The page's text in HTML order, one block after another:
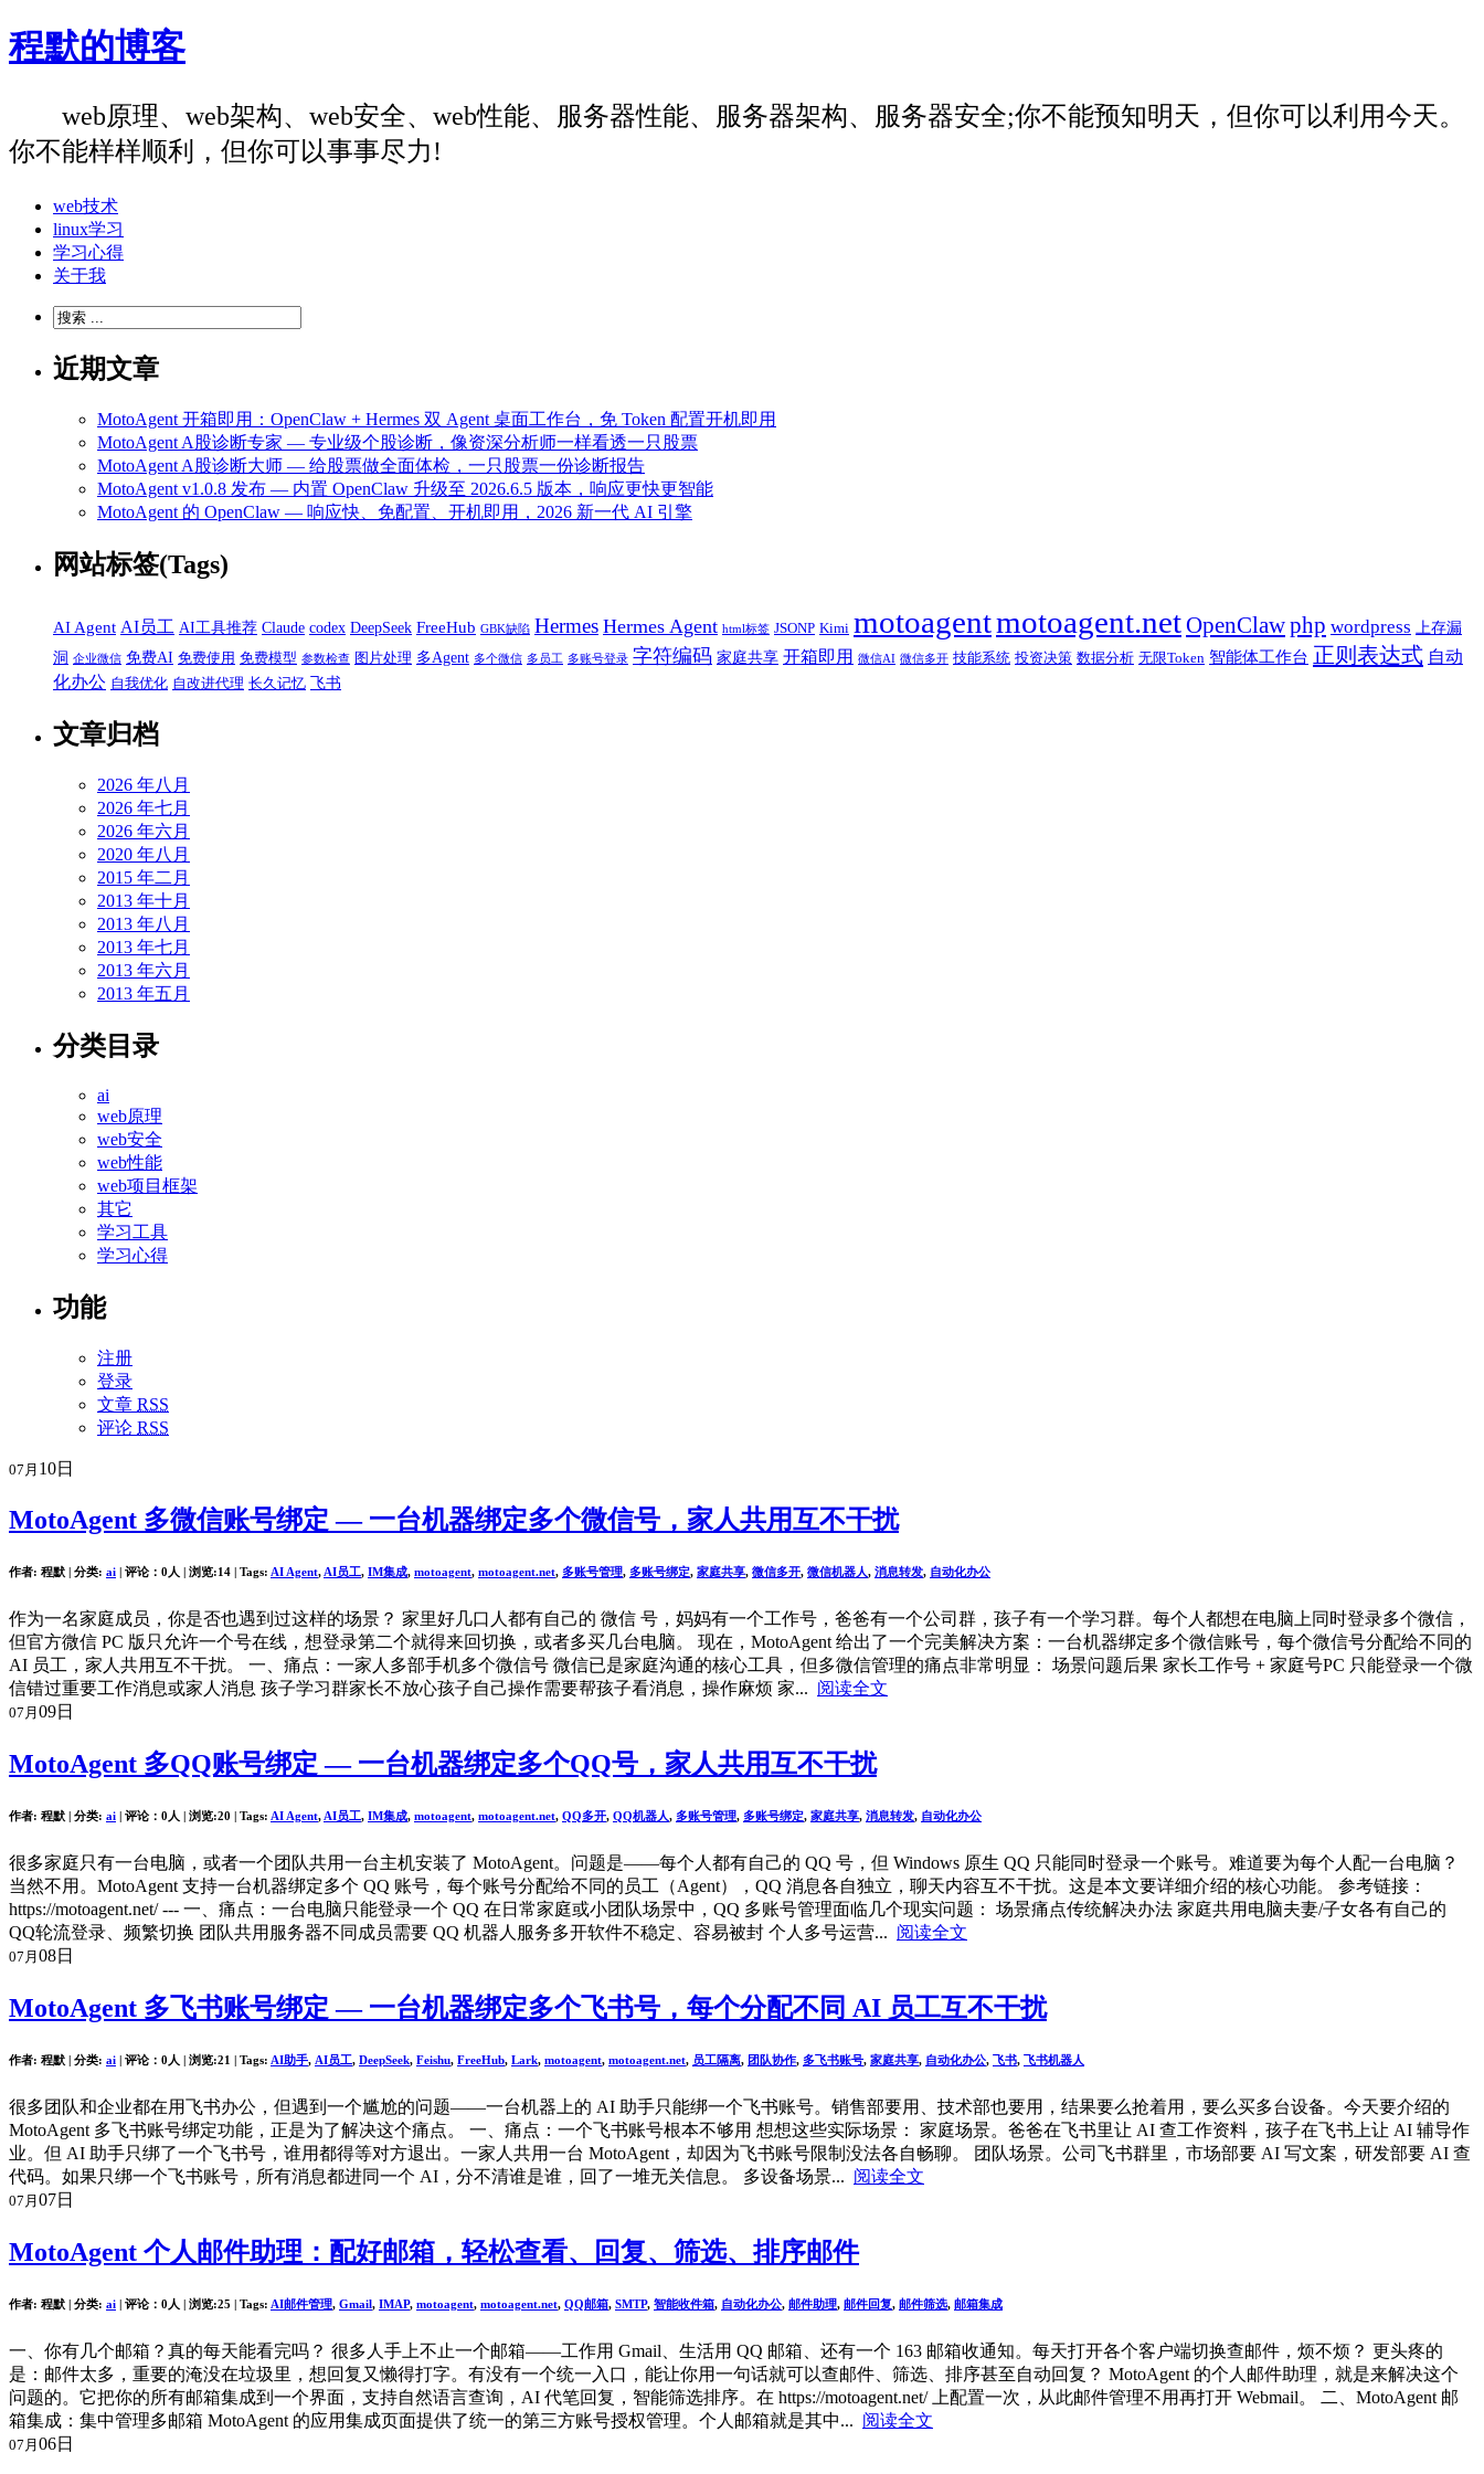
程默的博客
web原理、web架构、web安全、web性能、服务器性能、服务器架构、服务器安全;你不能预知明天，但你可以利用今天。
你不能样样顺利，但你可以事事尽力!
web技术
linux学习
学习心得
关于我
近期文章
MotoAgent 开箱即用：OpenClaw + Hermes 双 Agent 桌面工作台，免 Token 配置开机即用
MotoAgent A股诊断专家 — 专业级个股诊断，像资深分析师一样看透一只股票
MotoAgent A股诊断大师 — 给股票做全面体检，一只股票一份诊断报告
MotoAgent v1.0.8 发布 — 内置 OpenClaw 升级至 2026.6.5 版本，响应更快更智能
MotoAgent 的 OpenClaw — 响应快、免配置、开机即用，2026 新一代 AI 引擎
网站标签(Tags)
AI Agent AI员工 AI工具推荐 Claude codex DeepSeek FreeHub GBK缺陷 Hermes Hermes Agent html标签 JSONP Kimi motoagentmotoagent.netOpenClawphp wordpress
上存漏
洞 企业微信 免费AI 免费使用 免费模型 参数检查 图片处理 多Agent 多个微信 多员工 多账号登录 字符编码 家庭共享 开箱即用 微信AI 微信多开 技能系统 投资决策 数据分析 无限Token 智能体工作台 正则表达式 自动
化办公 自我优化 自改进代理 长久记忆 飞书
文章归档
2026 年八月
2026 年七月
2026 年六月
2020 年八月
2015 年二月
2013 年十月
2013 年八月
2013 年七月
2013 年六月
2013 年五月
分类目录
ai
web原理
web安全
web性能
web项目框架
其它
学习工具
学习心得
功能
注册
登录
文章 RSS
评论 RSS
07月 10日
MotoAgent 多微信账号绑定 — 一台机器绑定多个微信号，家人共用互不干扰
作者: 程默 | 分类: ai | 评论：0人 | 浏览:14 | Tags: AI Agent, AI员工, IM集成, motoagent, motoagent.net, 多账号管理, 多账号绑定, 家庭共享, 微信多开, 微信机器人, 消息转发, 自动化办公
作为一名家庭成员，你是否也遇到过这样的场景？ 家里好几口人都有自己的 微信 号，妈妈有一个工作号，爸爸有一个公司群，孩子有一个学习群。每个人都想在电脑上同时登录多个微信，
但官方微信 PC 版只允许一个号在线，想登录第二个就得来回切换，或者多买几台电脑。 现在，MotoAgent 给出了一个完美解决方案：一台机器绑定多个微信账号，每个微信号分配给不同的
AI 员工，家人共用互不干扰。 一、痛点：一家人多部手机多个微信号 微信已是家庭沟通的核心工具，但多微信管理的痛点非常明显： 场景问题后果 家长工作号 + 家庭号PC 只能登录一个微
信错过重要工作消息或家人消息 孩子学习群家长不放心孩子自己操作需要帮孩子看消息，操作麻烦 家... 阅读全文
07月 09日
MotoAgent 多QQ账号绑定 — 一台机器绑定多个QQ号，家人共用互不干扰
作者: 程默 | 分类: ai | 评论：0人 | 浏览:20 | Tags: AI Agent, AI员工, IM集成, motoagent, motoagent.net, QQ多开, QQ机器人, 多账号管理, 多账号绑定, 家庭共享, 消息转发, 自动化办公
很多家庭只有一台电脑，或者一个团队共用一台主机安装了 MotoAgent。问题是——每个人都有自己的 QQ 号，但 Windows 原生 QQ 只能同时登录一个账号。难道要为每个人配一台电脑？
当然不用。MotoAgent 支持一台机器绑定多个 QQ 账号，每个账号分配给不同的员工（Agent），QQ 消息各自独立，聊天内容互不干扰。这是本文要详细介绍的核心功能。 参考链接：
https://motoagent.net/ --- 一、痛点：一台电脑只能登录一个 QQ 在日常家庭或小团队场景中，QQ 多账号管理面临几个现实问题： 场景痛点传统解决办法 家庭共用电脑夫妻/子女各有自己的
QQ轮流登录、频繁切换 团队共用服务器不同成员需要 QQ 机器人服务多开软件不稳定、容易被封 个人多号运营... 阅读全文
07月 08日
MotoAgent 多飞书账号绑定 — 一台机器绑定多个飞书号，每个分配不同 AI 员工互不干扰
作者: 程默 | 分类: ai | 评论：0人 | 浏览:21 | Tags: AI助手, AI员工, DeepSeek, Feishu, FreeHub, Lark, motoagent, motoagent.net, 员工隔离, 团队协作, 多飞书账号, 家庭共享, 自动化办公, 飞书, 飞书机器人
很多团队和企业都在用飞书办公，但遇到一个尴尬的问题——一台机器上的 AI 助手只能绑一个飞书账号。销售部要用、技术部也要用，结果要么抢着用，要么买多台设备。今天要介绍的
MotoAgent 多飞书账号绑定功能，正是为了解决这个痛点。 一、痛点：一个飞书账号根本不够用 想想这些实际场景： 家庭场景。爸爸在飞书里让 AI 查工作资料，孩子在飞书上让 AI 辅导作
业。但 AI 助手只绑了一个飞书号，谁用都得等对方退出。一家人共用一台 MotoAgent，却因为飞书账号限制没法各自畅聊。 团队场景。公司飞书群里，市场部要 AI 写文案，研发部要 AI 查
代码。如果只绑一个飞书账号，所有消息都进同一个 AI，分不清谁是谁，回了一堆无关信息。 多设备场景... 阅读全文
07月 07日
MotoAgent 个人邮件助理：配好邮箱，轻松查看、回复、筛选、排序邮件
作者: 程默 | 分类: ai | 评论：0人 | 浏览:25 | Tags: AI邮件管理, Gmail, IMAP, motoagent, motoagent.net, QQ邮箱, SMTP, 智能收件箱, 自动化办公, 邮件助理, 邮件回复, 邮件筛选, 邮箱集成
一、你有几个邮箱？真的每天能看完吗？ 很多人手上不止一个邮箱——工作用 Gmail、生活用 QQ 邮箱、还有一个 163 邮箱收通知。每天打开各个客户端切换查邮件，烦不烦？ 更头疼的
是：邮件太多，重要的淹没在垃圾里，想回复又懒得打字。有没有一个统一入口，能让你用一句话就可以查邮件、筛选、排序甚至自动回复？ MotoAgent 的个人邮件助理，就是来解决这个
问题的。它把你的所有邮箱集成到一个界面，支持自然语言查询，AI 代笔回复，智能筛选排序。在 https://motoagent.net/ 上配置一次，从此邮件管理不用再打开 Webmail。 二、MotoAgent 邮
箱集成：集中管理多邮箱 MotoAgent 的应用集成页面提供了统一的第三方账号授权管理。个人邮箱就是其中... 阅读全文
07月 06日